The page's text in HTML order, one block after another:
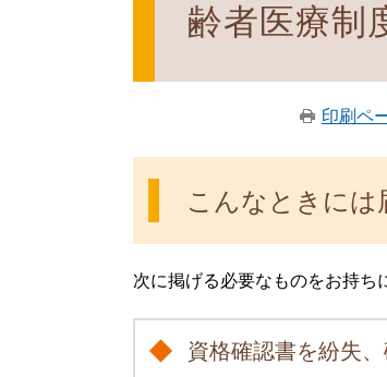
齢者医療制
印刷ペ
こんなときには
次に掲げる必要なものをお持ち
資格確認書を紛失